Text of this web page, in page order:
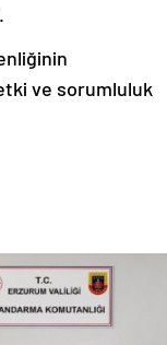
ve sorumluluk